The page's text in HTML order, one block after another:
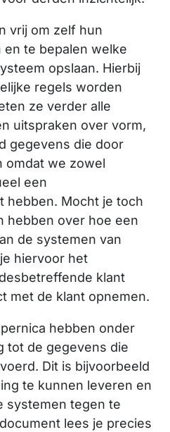
vrij om zelf hun
en te bepalen welke
opslaan. Hierbij
regels worden
ze verder alle
uitspraken over vorm,
gegevens die door
omdat we zowel
een
hebben. Mocht je toch
hebben over hoe een
de systemen van
hiervoor het
klant
met de klant opnemen.
hebben onder
tot de gegevens die
Dit is bijvoorbeeld
te kunnen leveren en
systemen tegen te
lees je precies